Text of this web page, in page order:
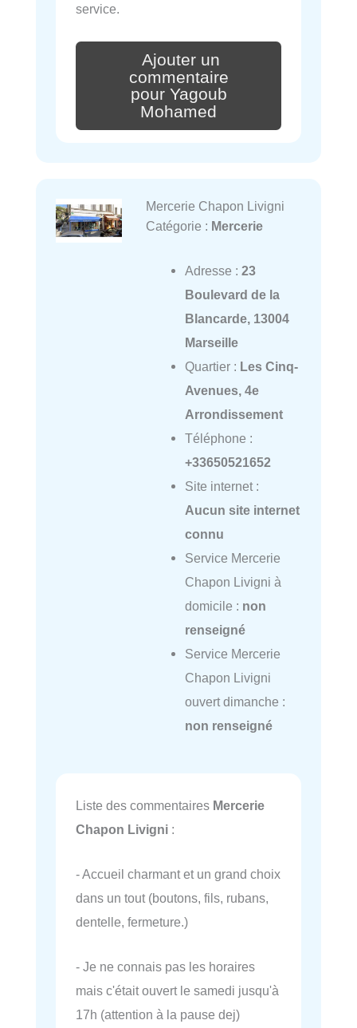
service.
Ajouter un
commentaire
pour Yagoub
Mohamed
Mercerie Chapon Livigni
Catégorie : Mercerie
Adresse : 23
Boulevard de la
Blancarde, 13004
Marseille
Quartier : Les Cinq-
Avenues, 4e
Arrondissement
Téléphone :
+33650521652
Site internet :
Aucun site internet
connu
Service Mercerie
Chapon Livigni à
domicile : non
renseigné
Service Mercerie
Chapon Livigni
ouvert dimanche :
non renseigné
Liste des commentaires Mercerie
Chapon Livigni :
- Accueil charmant et un grand choix
dans un tout (boutons, fils, rubans,
dentelle, fermeture.)
- Je ne connais pas les horaires
mais c'était ouvert le samedi jusqu'à
17h (attention à la pause dej)